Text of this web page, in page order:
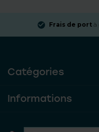
Frais de portà
Catégories
Informations